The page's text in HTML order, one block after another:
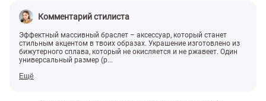
Комментарий стилиста
Эффектный массивный браслет – аксессуар, который станет
стильным акцентом в твоих образах. Украшение изготовлено из
бижутерного сплава, который не окисляется и не ржавеет. Один
универсальный размер (р...
Ещё